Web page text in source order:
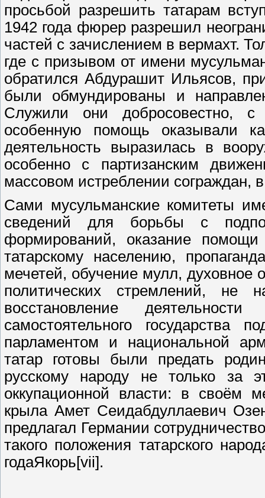
просьбой разрешить татарам
1942 года фюрер разрешил
частей с зачислением в вермахт.
где с призывом от имени
обратился Абдурашит Ильясов,
были обмундированы и
Служили они добросовестно, с
особенную помощь оказывали
деятельность выразилась в
особенно с партизанским
массовом истреблении сограждан,
Сами мусульманские комитеты
сведений для борьбы с
формирований, оказание
татарскому населению,
мечетей, обучение мулл, духовное
политических стремлений,
восстановление
самостоятельного государства
парламентом и национальной
татар готовы были предать
русскому народу не только за
оккупационной власти: в своём
крыла Амет Сеидабдуллаевич
предлагал Германии
такого положения татарского
годаЯкорь[vii].